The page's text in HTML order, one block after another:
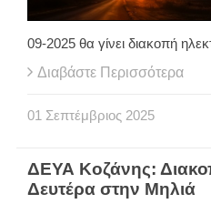
09-2025 θα γίνει διακοπή
Διαβάστε Περισσότερα
01 Σεπτέμβριος 2025
ΔΕΥΑ Κοζάνης:
Δευτέρα στην Μηλιά